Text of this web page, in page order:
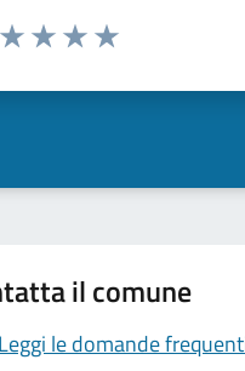
da 1 a 5 stelle la pagina
il comune
Leggi le domande